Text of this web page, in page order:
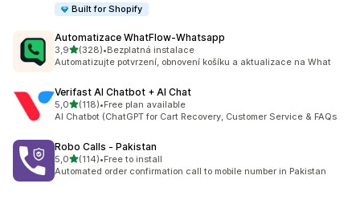
Built for Shopify
Automatizace WhatFlow‑Whatsapp
3,9z 5 hvězd
(328)
Celkový počet recenzí: 328
•Bezplatná instalace
Automatizujte potvrzení, obnovení košíku a aktualizace na What
Verifast AI Chatbot + AI Chat
5,0z 5 hvězd
(118)
Celkový počet recenzí: 118
•Free plan available
AI Chatbot (ChatGPT for Cart Recovery, Customer Service & FAQs
Robo Calls ‑ Pakistan
5,0z 5 hvězd
(114)
Celkový počet recenzí: 114
•Free to install
Automated order confirmation call to mobile number in Pakistan